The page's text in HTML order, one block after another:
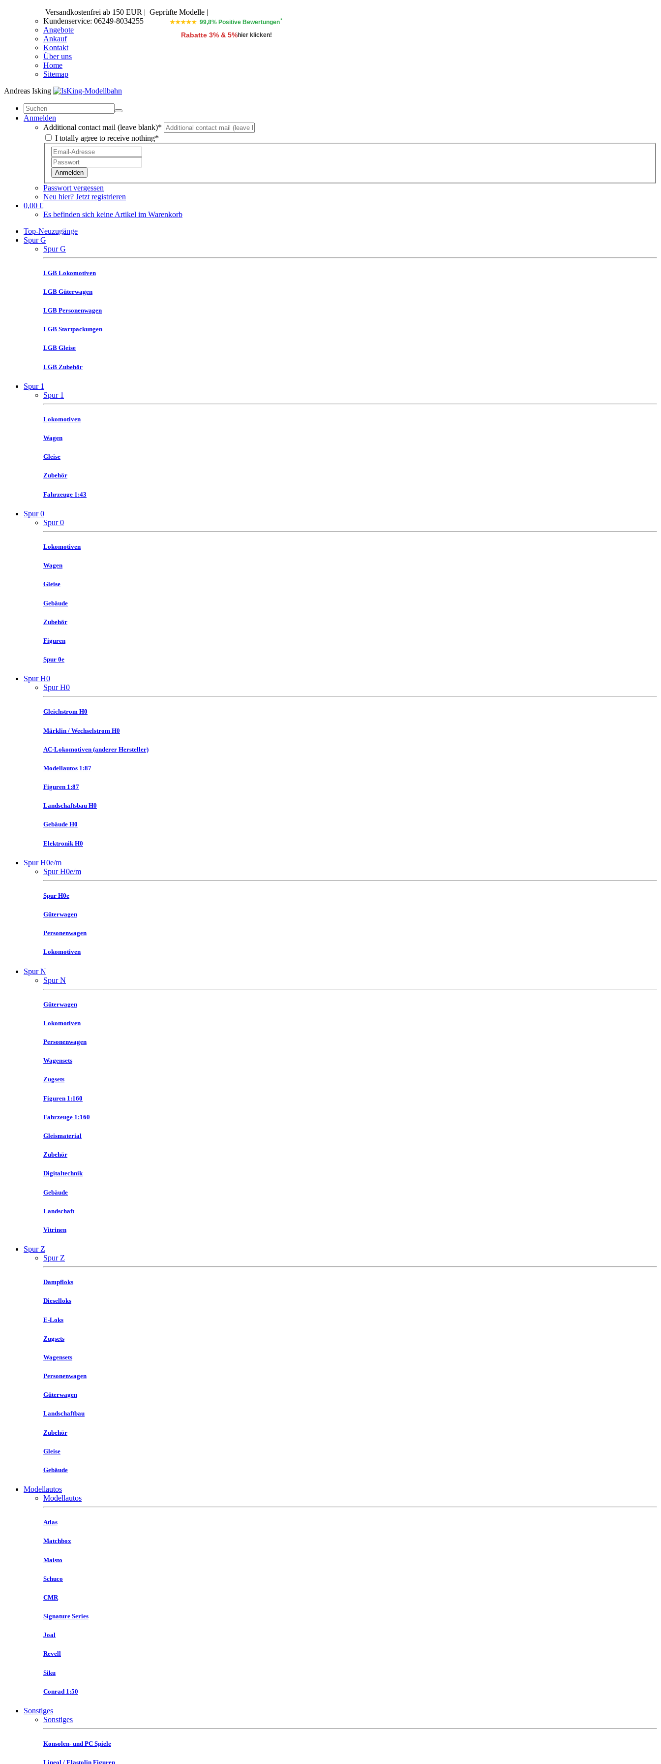
Versandkostenfrei ab 150 EUR | Geprüfte Modelle |
Kundenservice: 06249-8034255
Angebote
Ankauf
Kontakt
Über uns
Home
Sitemap
Andreas Isking
★★★★★ 99,8% Positive Bewertungen*
Rabatte 3% & 5%hier klicken!
Anmelden
Additional contact mail (leave blank)*
I totally agree to receive nothing*
Anmelden
Passwort vergessen
Neu hier? Jetzt registrieren
0,00 €
Es befinden sich keine Artikel im Warenkorb
Top-Neuzugänge
Spur G
Spur G
LGB Lokomotiven
LGB Güterwagen
LGB Personenwagen
LGB Startpackungen
LGB Gleise
LGB Zubehör
Spur 1
Spur 1
Lokomotiven
Wagen
Gleise
Zubehör
Fahrzeuge 1:43
Spur 0
Spur 0
Lokomotiven
Wagen
Gleise
Gebäude
Zubehör
Figuren
Spur 0e
Spur H0
Spur H0
Gleichstrom H0
Märklin / Wechselstrom H0
AC-Lokomotiven (anderer Hersteller)
Modellautos 1:87
Figuren 1:87
Landschaftsbau H0
Gebäude H0
Elektronik H0
Spur H0e/m
Spur H0e/m
Spur H0e
Güterwagen
Personenwagen
Lokomotiven
Spur N
Spur N
Güterwagen
Lokomotiven
Personenwagen
Wagensets
Zugsets
Figuren 1:160
Fahrzeuge 1:160
Gleismaterial
Zubehör
Digitaltechnik
Gebäude
Landschaft
Vitrinen
Spur Z
Spur Z
Dampfloks
Dieselloks
E-Loks
Zugsets
Wagensets
Personenwagen
Güterwagen
Landschaftbau
Zubehör
Gleise
Gebäude
Modellautos
Modellautos
Atlas
Matchbox
Maisto
Schuco
CMR
Signature Series
Joal
Revell
Siku
Conrad 1:50
Sonstiges
Sonstiges
Konsolen- und PC Spiele
Lineol / Elastolin Figuren